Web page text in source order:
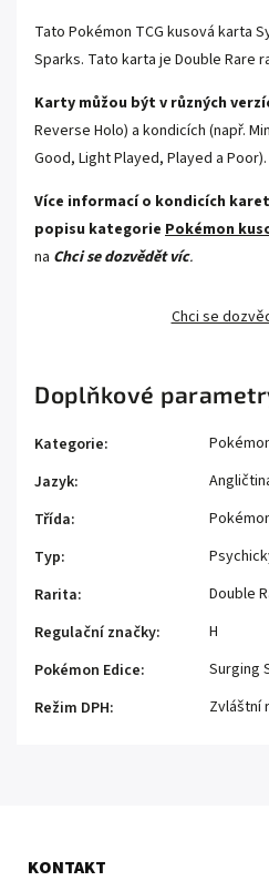
Tato Pokémon TCG kusová karta
Sparks. Tato karta je Double Rare
Karty můžou být v různých
Reverse Holo) a kondicích (např.
Good, Light Played, Played a Poor).
Více informací o kondicích
popisu kategorie Pokémon
na Chci se dozvědět víc.
Chci se
Doplňkové
Kategorie:
Jazyk:
Třída:
Typ:
Rarita:
Double
Regulační značky:
H
Pokémon Edice:
Surging
Režim DPH: Zvláštní
KONTAKT